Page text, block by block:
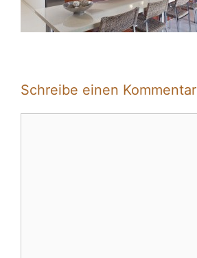
Schreibe einen Kommentar